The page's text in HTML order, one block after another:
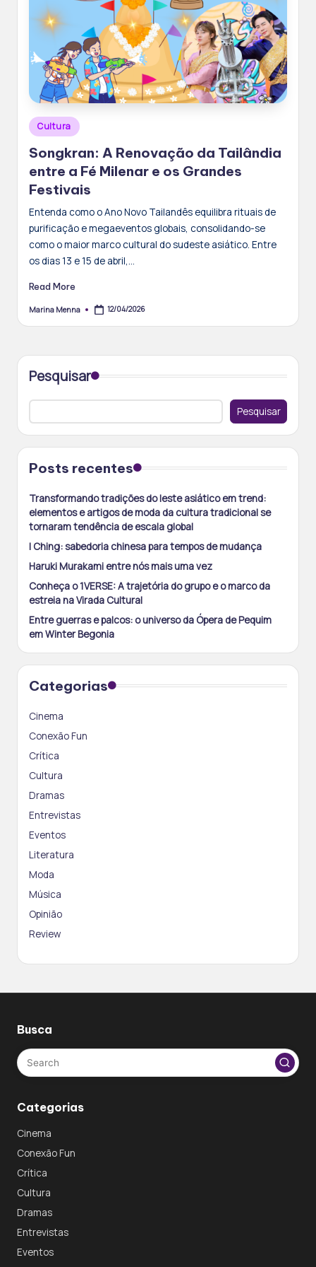
Posted
in
Cultura
Songkran: A Renovação da Tailândia
entre a Fé Milenar e os Grandes
Festivais
Entenda como o Ano Novo Tailandês equilibra rituais de
purificação e megaeventos globais, consolidando-se
como o maior marco cultural do sudeste asiático. Entre
os dias 13 e 15 de abril,…
Read More
Posted
Marina Menna 12/04/2026
Pesquisar
Pesquisar
Posts recentes
Transformando tradições do leste asiático em trend:
elementos e artigos de moda da cultura tradicional se
tornaram tendência de escala global
I Ching: sabedoria chinesa para tempos de mudança
Haruki Murakami entre nós mais uma vez
Conheça o 1VERSE: A trajetória do grupo e o marco da
estreia na Virada Cultural
Entre guerras e palcos: o universo da Ópera de Pequim
em Winter Begonia
Categorias
Cinema
Conexão Fun
Crítica
Cultura
Dramas
Entrevistas
Eventos
Literatura
Moda
Música
Opinião
Review
Busca
Categorias
Cinema
Conexão Fun
Crítica
Cultura
Dramas
Entrevistas
Eventos